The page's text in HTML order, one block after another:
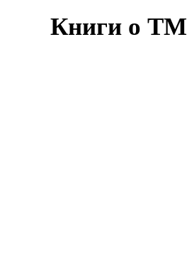
Книги о ТМ